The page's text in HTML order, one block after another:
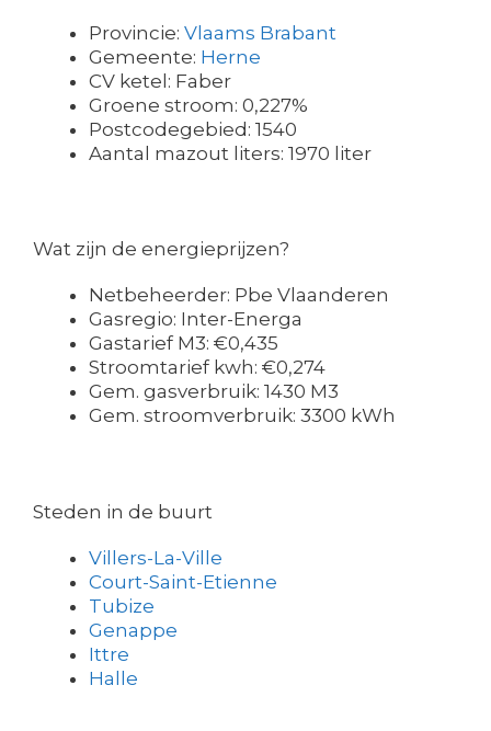
Provincie: Vlaams Brabant
Gemeente: Herne
CV ketel: Faber
Groene stroom: 0,227%
Postcodegebied: 1540
Aantal mazout liters: 1970 liter
Wat zijn de energieprijzen?
Netbeheerder: Pbe Vlaanderen
Gasregio: Inter-Energa
Gastarief M3: €0,435
Stroomtarief kwh: €0,274
Gem. gasverbruik: 1430 M3
Gem. stroomverbruik: 3300 kWh
Steden in de buurt
Villers-La-Ville
Court-Saint-Etienne
Tubize
Genappe
Ittre
Halle